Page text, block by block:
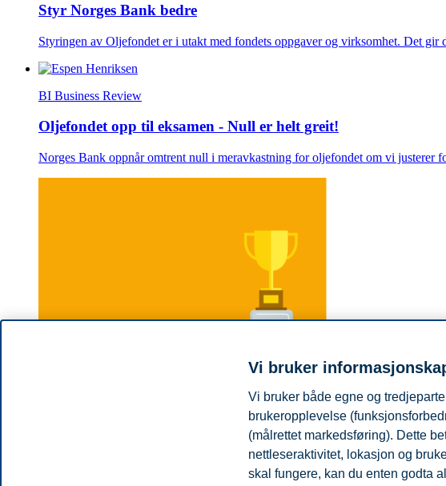
Styr Norges Bank bedre
Styringen av Oljefondet er i utakt med fondets oppgaver og virksomhet. Det
BI Business Review
Oljefondet opp til eksamen - Null er helt greit!
Norges Bank oppnår omtrent null i meravkastning for oljefondet om vi justerer
Vi bruker
Vi bruker både egne og
brukeropplevelse
(målrettet markedsføring). Dette
nettleseraktivitet, lokasjon og
skal fungere, kan du enten godta